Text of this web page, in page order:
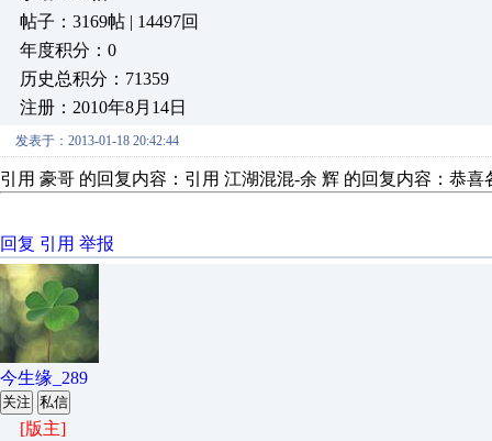
帖子：3169帖 | 14497回
年度积分：0
历史总积分：71359
注册：2010年8月14日
发表于：2013-01-18 20:42:44
引用 豪哥 的回复内容：引用 江湖混混-余 辉 的回复内容
回复 引用 举报
今生缘_289
关注 私信
[版主]